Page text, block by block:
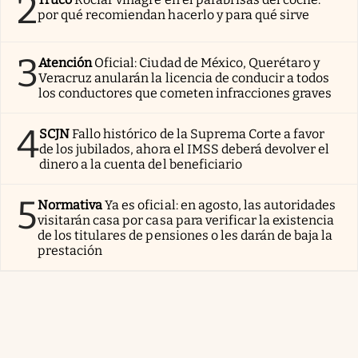
2por qué recomiendan hacerlo y para qué sirve
3AtenciónOficial: Ciudad de México, Querétaro y
Veracruz anularán la licencia de conducir a todos
los conductores que cometen infracciones graves
4SCJNFallo histórico de la Suprema Corte a favor
de los jubilados, ahora el IMSS deberá devolver el
dinero a la cuenta del beneficiario
5NormativaYa es oficial: en agosto, las autoridades
visitarán casa por casa para verificar la existencia
de los titulares de pensiones o les darán de baja la
prestación